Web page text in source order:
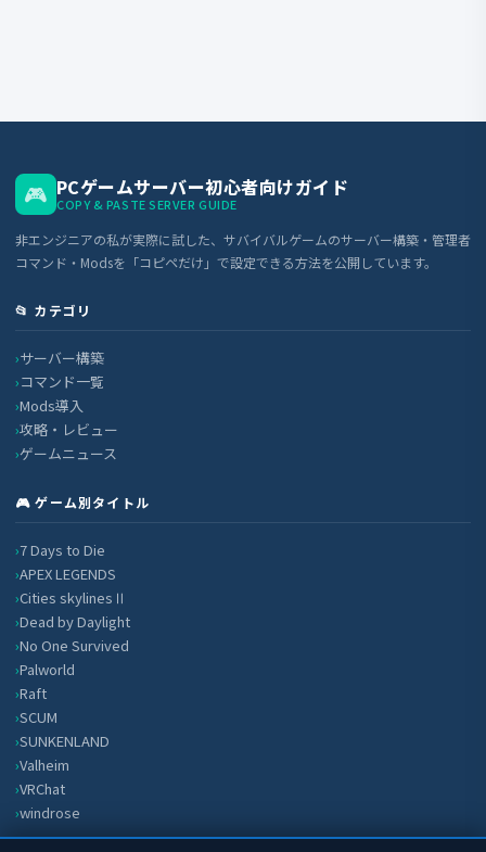
🎮 PCゲームサーバー初心者向けガイド
COPY & PASTE SERVER GUIDE
非エンジニアの私が実際に試した、サバイバルゲームのサーバー構築・管理者
コマンド・Modsを「コピペだけ」で設定できる方法を公開しています。
📂 カテゴリ
サーバー構築
コマンド一覧
Mods導入
攻略・レビュー
ゲームニュース
🎮 ゲーム別タイトル
7 Days to Die
APEX LEGENDS
Cities skylinesⅡ
Dead by Daylight
No One Survived
Palworld
Raft
SCUM
SUNKENLAND
Valheim
VRChat
windrose